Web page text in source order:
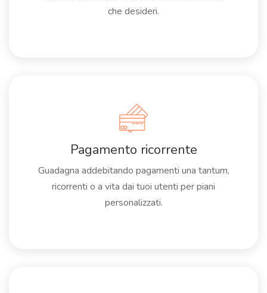
che desideri.
Pagamento ricorrente
Guadagna addebitando pagamenti una tantum,
ricorrenti o a vita dai tuoi utenti per piani
personalizzati.